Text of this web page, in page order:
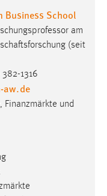
1316
aw.de
und